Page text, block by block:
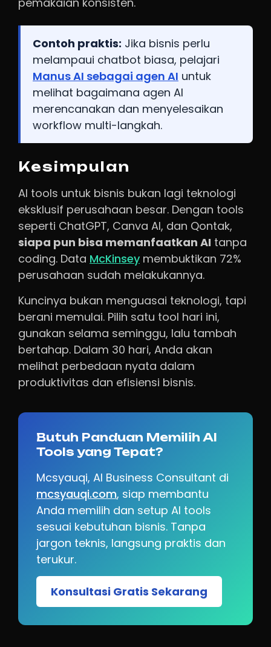
Contoh praktis: Jika bisnis perlu
melampaui chatbot biasa, pelajari
Manus AI sebagai agen AI untuk
melihat bagaimana agen AI
merencanakan dan menyelesaikan
workflow multi-langkah.
Kesimpulan
AI tools untuk bisnis bukan lagi teknologi
eksklusif perusahaan besar. Dengan tools
seperti ChatGPT, Canva AI, dan Qontak,
siapa pun bisa memanfaatkan AI tanpa
coding. Data McKinsey membuktikan 72%
perusahaan sudah melakukannya.
Kuncinya bukan menguasai teknologi, tapi
berani memulai. Pilih satu tool hari ini,
gunakan selama seminggu, lalu tambah
bertahap. Dalam 30 hari, Anda akan
melihat perbedaan nyata dalam
produktivitas dan efisiensi bisnis.
Butuh Panduan Memilih AI
Tools yang Tepat?
Mcsyauqi, AI Business Consultant di
mcsyauqi.com, siap membantu
Anda memilih dan setup AI tools
sesuai kebutuhan bisnis. Tanpa
jargon teknis, langsung praktis dan
terukur.
Konsultasi Gratis Sekarang